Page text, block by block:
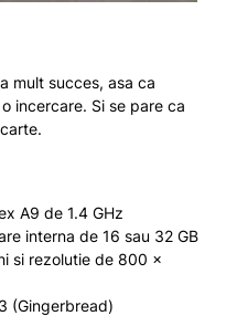
mult succes, asa ca
incercare. Si se pare ca
A9 de 1.4 GHz
interna de 16 sau 32 GB
si rezolutie de 800 x
(Gingerbread)